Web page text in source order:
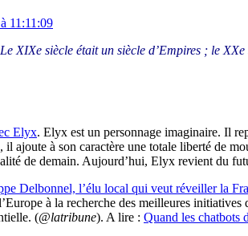
11:11:09
Le XIXe siècle était un siècle d’Empires ; le
Elyx. Elyx est un personnage imaginaire. Il
il ajoute à son caractère une totale liberté de
de demain. Aujourd’hui, Elyx revient du
Delbonnel, l’élu local qui veut réveiller la
à la recherche des meilleures
(@latribune). A lire : Quand les chatbots